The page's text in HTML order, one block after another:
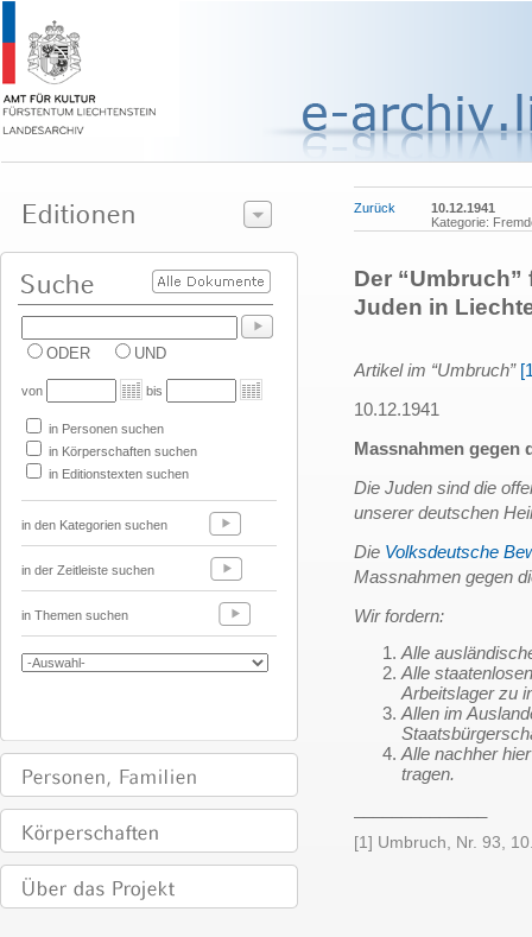
ODER UND
von bis
in Personen suchen
in Körperschaften suchen
in Editionstexten suchen
in den Kategorien suchen
in der Zeitleiste suchen
in Themen suchen
Zurück
10.12.1941
Kategorie:
Der
Juden in
Artikel im “Umbruch”
10.12.1941
Massnahmen gegen
Die Juden sind die
unserer deutschen
Die Volksdeutsche
Massnahmen gegen
Wir fordern:
Alle
Alle
Arbeitslager zu
Allen im
Alle nachher
tragen.
[1] Umbruch, Nr. 93,